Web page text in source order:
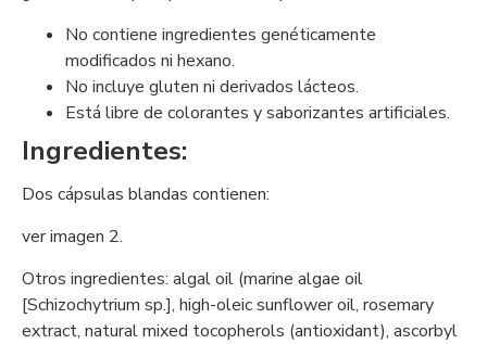
No contiene ingredientes genéticamente
modificados ni hexano.
No incluye gluten ni derivados lácteos.
Está libre de colorantes y saborizantes artificiales.
Ingredientes:
Dos cápsulas blandas contienen:
ver imagen 2.
Otros ingredientes: algal oil (marine algae oil
[Schizochytrium sp.], high-oleic sunflower oil, rosemary
extract, natural mixed tocopherols (antioxidant), ascorbyl